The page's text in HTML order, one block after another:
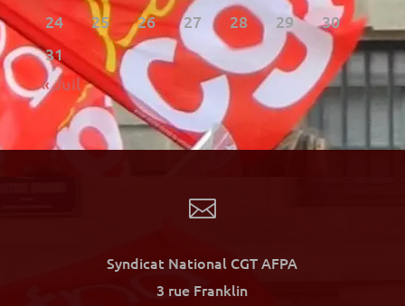
24
25 26 27 28 29
30
31
« Juil

Syndicat National CGT AFPA
3 rue Franklin